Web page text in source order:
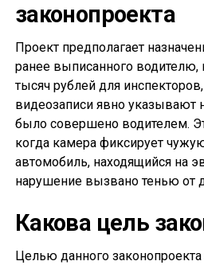
законопроекта
Проект предполагает
ранее выписанного водителю,
тысяч рублей для
видеозаписи явно указывают
было совершено водителем.
когда камера фиксирует
автомобиль, находящийся на
нарушение вызвано тенью от
Какова цель
Целью данного